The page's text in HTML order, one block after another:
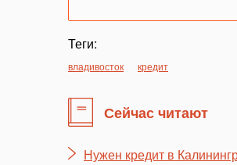
Теги:
владивосток кредит
Сейчас читают
Нужен кредит в